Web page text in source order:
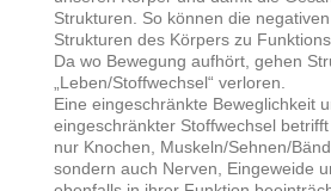
Strukturen. So können die
Strukturen des Körpers zu
Da wo Bewegung aufhört, gehen
„Leben/Stoffwechsel“ verloren.
Eine eingeschränkte Beweglichkeit
eingeschränkter Stoffwechsel
nur Knochen, Muskeln/Sehnen/
sondern auch Nerven, Eingeweide